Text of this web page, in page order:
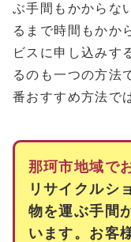
ぶ手間もかからな
るまで時間もかか
ビスに申し込みす
るのも一つの方法
番おすすめ方法で
那珂市地域で
リサイクルシ
物を運ぶ手間
います。お客